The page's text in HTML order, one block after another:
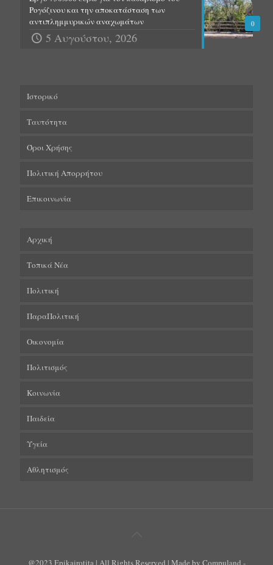
0
Ρογόζινου και την αποκατάσταση των
αντιπλημμυρικών αναχωμάτων
5 Αυγούστου, 2026
Ιστορικό
Ταυτότητα
Όροι Χρήσης
Πολιτική Απορρήτου
Επικοινωνία
Αρχική
Τοπικά Νέα
Πολιτική
ΠαραΠολιτική
Οικονομία
Πολιτισμός
Κοινωνία
Παιδεία
Υγεία
Αθλητισμός
@2023 Epikairotita | All Rights Reserved | Made by Compuland -